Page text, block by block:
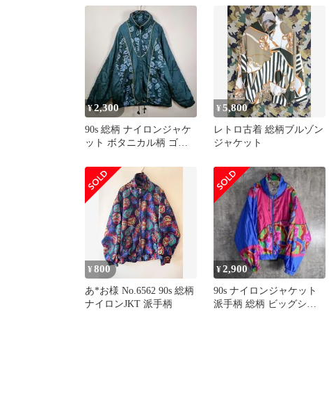
¥2,300
90s 総柄 ナイロンジャケ
ット ボタニカル柄 ゴー
¥5,800
レトロ古着 総柄ブルゾン
ジャケット
¥800
あ*お様 No.6562 90s 総柄
ナイロンJKT 派手柄
¥2,900
90s ナイロンジャケット
派手柄 総柄 ビッグシル